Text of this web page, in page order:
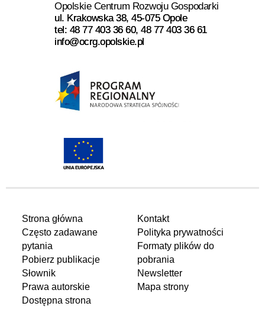
Opolskie Centrum Rozwoju Gospodarki
ul. Krakowska 38, 45-075 Opole
tel: 48 77 403 36 60, 48 77 403 36 61
info@ocrg.opolskie.pl
Strona główna
Często zadawane
pytania
Pobierz publikacje
Słownik
Prawa autorskie
Dostępna strona
Kontakt
Polityka prywatności
Formaty plików do
pobrania
Newsletter
Mapa strony